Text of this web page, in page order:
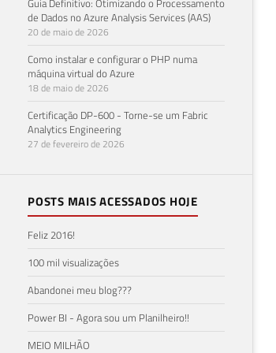
de Dados no Azure Analysis Services (AAS)
20 de maio de 2026
Como instalar e configurar o PHP numa
máquina virtual do Azure
18 de maio de 2026
Certificação DP-600 - Torne-se um Fabric
Analytics Engineering
27 de fevereiro de 2026
POSTS MAIS ACESSADOS HOJE
Feliz 2016!
100 mil visualizações
Abandonei meu blog???
Power BI - Agora sou um Planilheiro!!
MEIO MILHÃO